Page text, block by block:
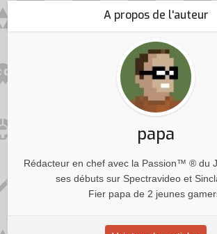
A propos de l'auteur
papa
Rédacteur en chef avec la Passion™ ® du
ses débuts sur Spectravideo et
Fier papa de 2 jeunes